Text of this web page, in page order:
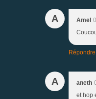
A Amel
Répondre
A aneth
et hop